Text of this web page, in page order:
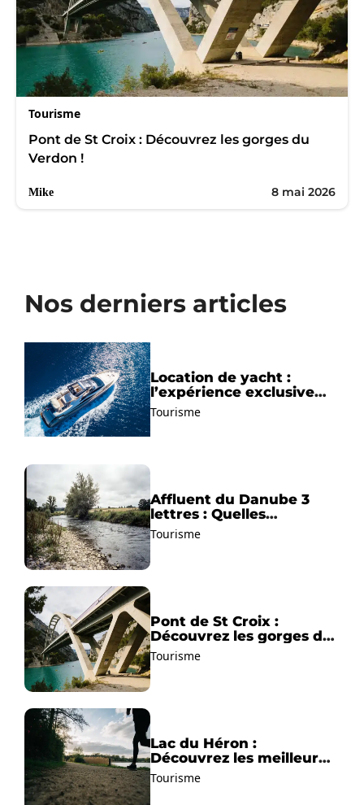
Tourisme
Pont de St Croix : Découvrez les gorges du
Verdon !
Mike 8 mai 2026
Nos derniers articles
Location de yacht :
l’expérience exclusive
pour découvrir la
Méditerranée autrement
Tourisme
Affluent du Danube 3
lettres : Quelles
solutions trouver ?
Tourisme
Pont de St Croix :
Découvrez les gorges du
Verdon !
Tourisme
Lac du Héron :
Découvrez les meilleurs
sentiers de randonnée !
Tourisme